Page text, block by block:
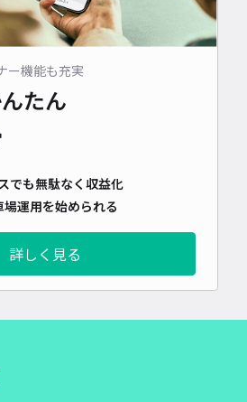
ー機能も充実
たん
でも無駄なく収益化
運用を始められる
詳しく見る